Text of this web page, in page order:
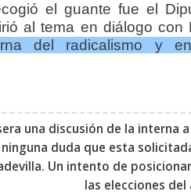
el guante fue el
al tema en diálogo con
del radicalismo y
una discusión de la interna
ninguna duda que esta
Un intento de
las elecciones del